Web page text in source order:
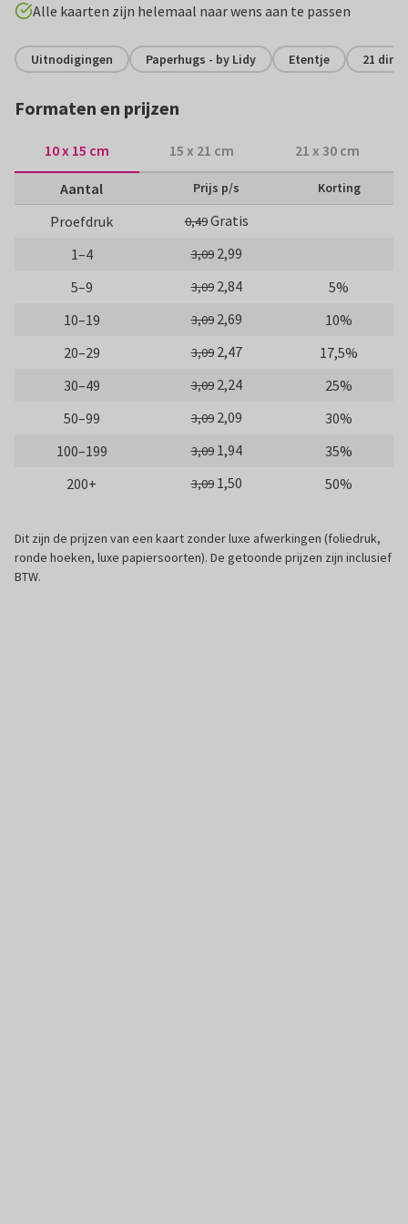
Alle kaarten zijn helemaal naar wens aan te passen
Uitnodigingen Paperhugs - by Lidy Etentje 21 diner
Formaten en prijzen
10 x 15 cm 15 x 21 cm 21 x 30 cm
Aantal Prijs p/s Korting
Proefdruk 0,49Gratis
1–4
3,09 2,99
5–9
3,09 2,84
5%
10–19
3,09 2,69
10%
20–29
3,09 2,47
17,5%
30–49
3,09 2,24
25%
50–99
3,09 2,09
30%
100–199
3,09 1,94
35%
200+
3,09 1,50 50%
Dit zijn de prijzen van een kaart zonder luxe afwerkingen (foliedruk,
ronde hoeken, luxe papiersoorten). De getoonde prijzen zijn inclusief
BTW.